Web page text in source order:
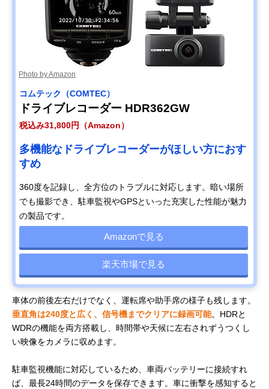
Photo by Amazon
コムテック（COMTEC）
ドライブレコーダー HDR362GW
税込み31,800円（Amazon）
多機能なドライブレコーダーがほしい方におす
すめ
360度を記録し、全方位のトラブルに対応します。暗い場所
でも撮影でき、駐車監視やGPSといった充実した性能が魅力
の製品です。
Amazonで見る
楽天市場で見る
車体の前後左右だけでなく、運転席や助手席の様子も残します。
垂直角は240度と広く、信号機までクリアに録画可能。HDRと
WDRの機能を両方搭載し、時間帯や天候に左右されずうつくし
い映像をカメラに収めます。
駐車監視機能に対応しているため、車両バッテリーに接続すれ
ば、最長24時間のデータを保存できます。車に衝撃を感知すると